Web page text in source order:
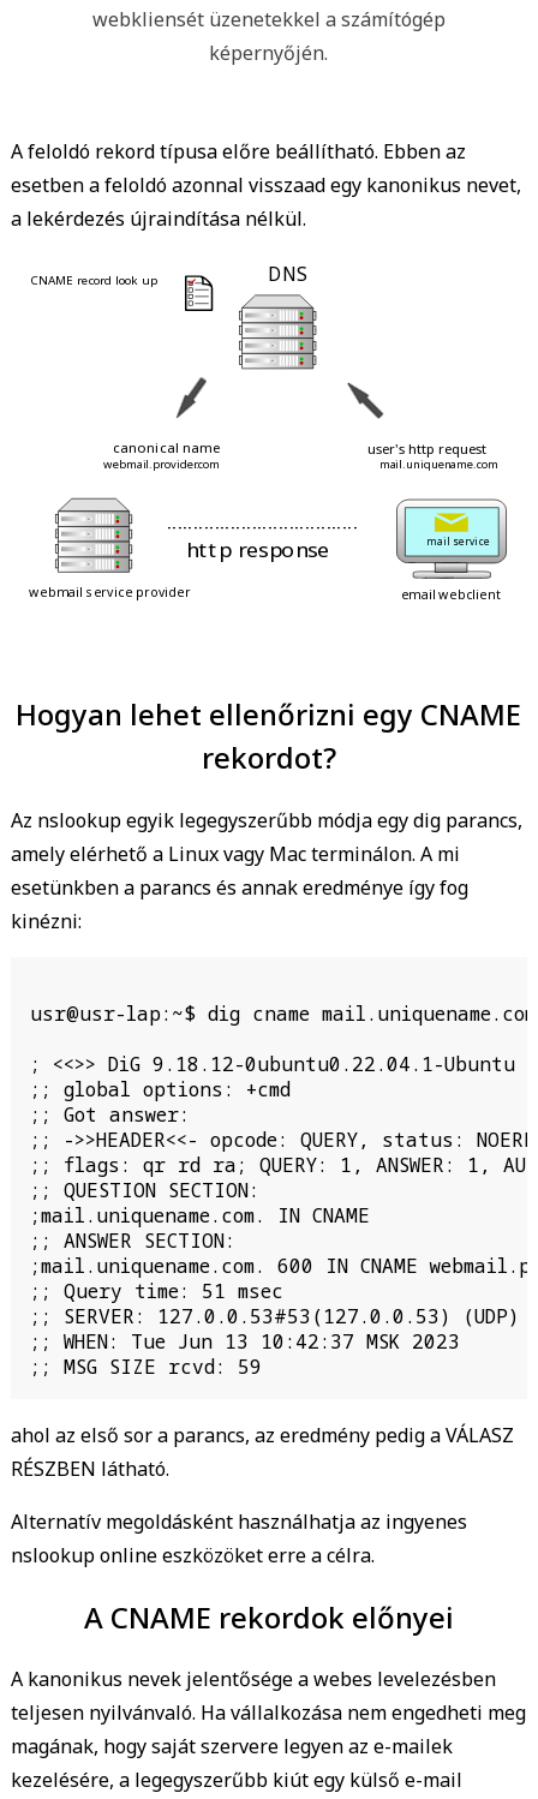
webkliensét üzenetekkel a számítógép
képernyőjén.
A feloldó rekord típusa előre beállítható. Ebben az
esetben a feloldó azonnal visszaad egy kanonikus nevet,
a lekérdezés újraindítása nélkül.
<
<
<
<
<
<
>
<
<
user's http request
mail.uniquename.com
DNS
canonical name
webmail.provider.com
webmail service provider
CNAME record look up
- - - - - - - - - - - - - - - - - - - - - - - - - - - - - - - - - - - -
http response mail service
email webclient
Hogyan lehet ellenőrizni egy CNAME
rekordot?
Az nslookup egyik legegyszerűbb módja egy dig parancs,
amely elérhető a Linux vagy Mac terminálon. A mi
esetünkben a parancs és annak eredménye így fog
kinézni:
usr@usr-lap:~$ dig cname mail.uniquename.com
; <<>> DiG 9.18.12-0ubuntu0.22.04.1-Ubuntu
;; global options: +cmd
;; Got answer:
;; ->>HEADER<<- opcode: QUERY, status:
;; flags: qr rd ra; QUERY: 1, ANSWER: 1,
;; QUESTION SECTION:
;mail.uniquename.com. IN CNAME
;; ANSWER SECTION:
;mail.uniquename.com. 600 IN CNAME
;; Query time: 51 msec
;; SERVER: 127.0.0.53#53(127.0.0.53) (UDP)
;; WHEN: Tue Jun 13 10:42:37 MSK 2023
;; MSG SIZE rcvd: 59
ahol az első sor a parancs, az eredmény pedig a VÁLASZ
RÉSZBEN látható.
Alternatív megoldásként használhatja az ingyenes
nslookup online eszközöket erre a célra.
A CNAME rekordok előnyei
A kanonikus nevek jelentősége a webes levelezésben
teljesen nyilvánvaló. Ha vállalkozása nem engedheti meg
magának, hogy saját szervere legyen az e-mailek
kezelésére, a legegyszerűbb kiút egy külső e-mail